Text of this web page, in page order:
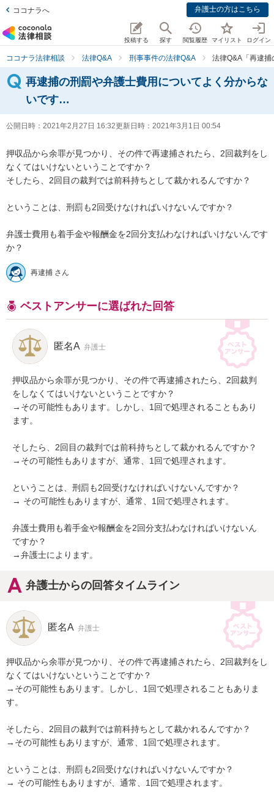
ココナラへ 弁護士の方はこちら
投稿する 探す 閲覧履歴 マイリスト ログイン
ココナラ法律相談 法律Q&A 刑事事件の法律Q&A 法律Q&A「再逮
再逮捕の刑罰や弁護士費用についてよく分からな
いです…
公開日時： 2021年2月27日 16:32更新日時： 2021年3月1日 00:54
押収品から余罪が見つかり、その件で再逮捕されたら、2回裁判をし
なくてはいけないということですか？
そしたら、2回目の裁判では前科持ちとして裁かれるんですか？
ということは、刑罰も2回受けなければいけないんですか？
弁護士費用も着手金や報酬金を2回分支払わなければいけないんです
か？
再逮捕 さん
ベストアンサーに選ばれた回答
匿名A 弁護士
押収品から余罪が見つかり、その件で再逮捕されたら、2回裁判
をしなくてはいけないということですか？
→その可能性もあります。しかし、1回で処理されることもあり
ます。
そしたら、2回目の裁判では前科持ちとして裁かれるんですか？
→その可能性もありますが、通常、1回で処理されます。
ということは、刑罰も2回受けなければいけないんですか？
→ その可能性もありますが、通常、1回で処理されます。
弁護士費用も着手金や報酬金を2回分支払わなければいけないん
ですか？
→弁護士によります。
弁護士からの回答タイムライン
匿名A 弁護士
押収品から余罪が見つかり、その件で再逮捕されたら、2回裁判をし
なくてはいけないということですか？
→その可能性もあります。しかし、1回で処理されることもありま
す。
そしたら、2回目の裁判では前科持ちとして裁かれるんですか？
→その可能性もありますが、通常、1回で処理されます。
ということは、刑罰も2回受けなければいけないんですか？
→ その可能性もありますが、通常、1回で処理されます。